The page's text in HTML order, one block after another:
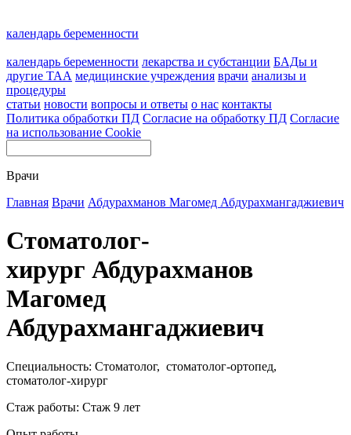
календарь беременности
календарь беременности лекарства и субстанции БАДы и
другие ТАА медицинские учреждения врачи анализы и
процедуры
статьи новости вопросы и ответы о нас контакты
Политика обработки ПД Согласие на обработку ПД Согласие
на использование Cookie
Врачи
Главная Врачи Абдурахманов Магомед Абдурахмангаджиевич
Стоматолог-
хирург Абдурахманов
Магомед
Абдурахмангаджиевич
Специальность: Стоматолог, стоматолог-ортопед,
стоматолог-хирург
Стаж работы: Стаж 9 лет